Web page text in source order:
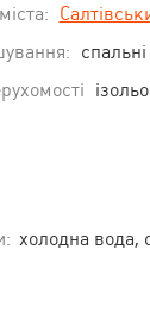
холодна вода,